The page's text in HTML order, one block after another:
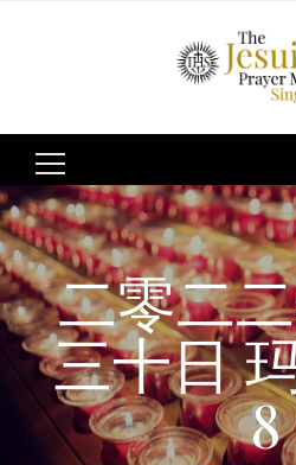
Search
for:
二零二
三十日
8